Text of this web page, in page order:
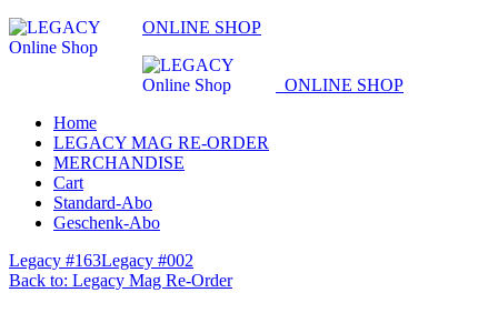
ONLINE SHOP
ONLINE SHOP
Home
LEGACY MAG RE-ORDER
MERCHANDISE
Cart
Standard-Abo
Geschenk-Abo
Legacy #163Legacy #002
Back to: Legacy Mag Re-Order